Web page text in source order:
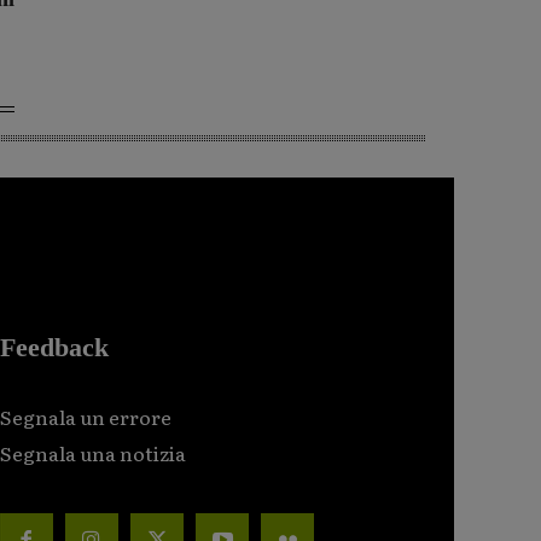
Feedback
Segnala un errore
Segnala una notizia